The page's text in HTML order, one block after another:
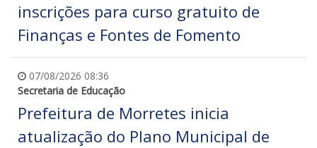
inscrições para curso gratuito de
Finanças e Fontes de Fomento
07/08/2026 08:36
Secretaria de Educação
Prefeitura de Morretes inicia
atualização do Plano Municipal de